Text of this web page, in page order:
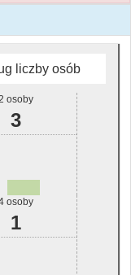
liczby osób
osoby
3
osoby
1